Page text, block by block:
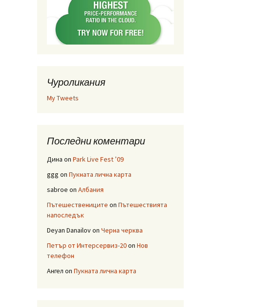
Чуроликания
My Tweets
Последни коментари
Дина on Park Live Fest ’09
ggg on Пукната лична карта
sabroe on Албания
Пътешествениците on Пътешествията
напоследък
Deyan Danailovon Черна черква
Петър от Интерсервиз-20on Нов
телефон
Ангел on Пукната лична карта